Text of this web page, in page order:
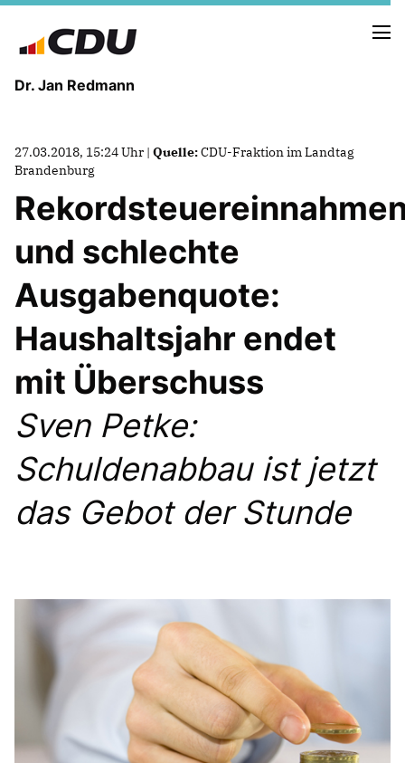
Dr. Jan Redmann
MEINE HEIMAT
MEIN VERSPRECHEN
TERMINE
PRESSEBILDER
PRESSEKONTAKT
PRESSEMITTEILUNGEN
27.03.2018, 15:24 Uhr | Quelle:CDU-Fraktion im Landtag
Brandenburg
und schlechte
Ausgabenquote:
Haushaltsjahr endet
mit Überschuss
Sven Petke:
Schuldenabbau ist jetzt
das Gebot der Stunde